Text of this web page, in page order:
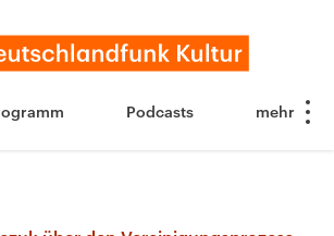
Podcasts